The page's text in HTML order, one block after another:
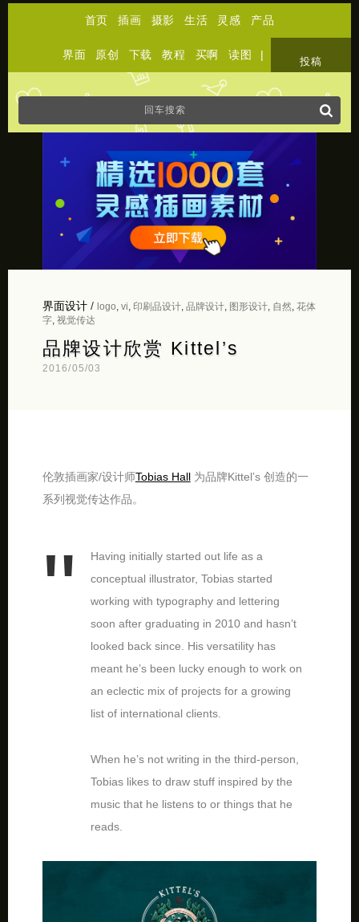
首页 插画 摄影 生活 灵感 产品
界面 原创 下载 教程 买啊 读图 |
投稿
界面设计/ logo vi 印刷品设计, 品牌设计, 图形设计, 自然, 花体
字, 视觉传达
品牌设计欣赏 Kittel’s
2016/05/03
伦敦插画家/设计师Tobias Hall为品牌Kittel’s 创造的一
系列视觉传达作品。
Having initially started out life as a
conceptual illustrator, Tobias started
working with typography and lettering
soon after graduating in 2010 and hasn’t
looked back since. His versatility has
meant he’s been lucky enough to work on
an eclectic mix of projects for a growing
list of international clients.
When he’s not writing in the third-person,
Tobias likes to draw stuff inspired by the
music that he listens to or things that he
reads.